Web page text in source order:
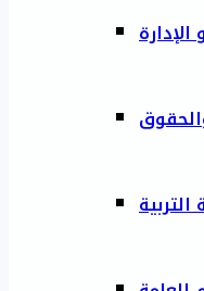
التربية